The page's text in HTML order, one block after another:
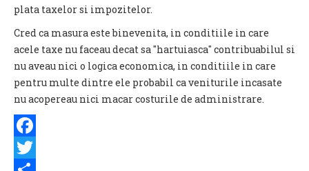
plata taxelor si impozitelor.
Cred ca masura este binevenita, in conditiile in care
acele taxe nu faceau decat sa "hartuiasca" contribuabilul si
nu aveau nici o logica economica, in conditiile in care
pentru multe dintre ele probabil ca veniturile incasate
nu acopereau nici macar costurile de administrare.
Facebook